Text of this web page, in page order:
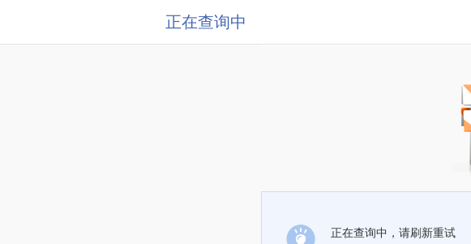
正在查询中
正在查询中，请刷新重试